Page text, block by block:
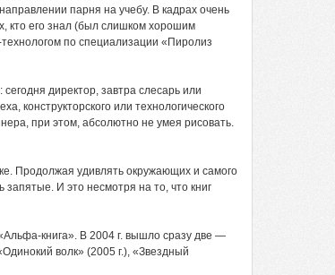
парня на учебу. В кадрах очень
кто его знал (был слишком хорошим
по специализации «Пиролиз
директор, завтра слесарь или
конструкторского или технологического
при этом, абсолютно не умея рисовать.
Продолжая удивлять окружающих и самого
запятые. И это несмотря на то, что книг
книга». В 2004 г. вышло сразу две —
волк» (2005 г.), «Звездный